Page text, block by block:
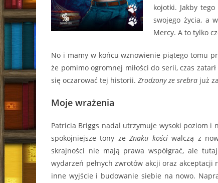
kojotki. Jakby
swojego życia, a
Mercy. A to tylko
No i mamy w końcu wznowienie piątego tomu
że pomimo ogromnej miłości do serii, czas
się oczarować tej historii. Zrodzony ze srebra już
Moje wrażenia
Patricia Briggs nadal utrzymuje wysoki poziom i
spokojniejsze tony zeZnaku kościwalczą z
skrajności nie mają prawa współgrać, ale
wydarzeń pełnych zwrotów akcji oraz akceptacji
inne wyjście i budowanie siebie na nowo.